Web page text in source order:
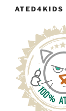
ATED4KIDS